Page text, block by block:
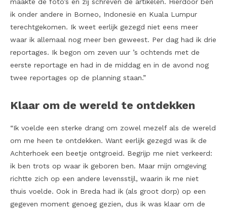
ik onder andere in Borneo, Indonesië en Kuala Lumpur
terechtgekomen. Ik weet eerlijk gezegd niet eens meer
waar ik allemaal nog meer ben geweest. Per dag had ik drie
reportages. Ik begon om zeven uur ’s ochtends met de
eerste reportage en had in de middag en in de avond nog
twee reportages op de planning staan.”
Klaar om de wereld te ontdekken
“Ik voelde een sterke drang om zowel mezelf als de wereld
om me heen te ontdekken. Want eerlijk gezegd was ik de
Achterhoek een beetje ontgroeid. Begrijp me niet verkeerd:
ik ben trots op waar ik geboren ben. Maar mijn omgeving
richtte zich op een andere levensstijl, waarin ik me niet
thuis voelde. Ook in Breda had ik (als groot dorp) op een
gegeven moment genoeg gezien, dus ik was klaar om de